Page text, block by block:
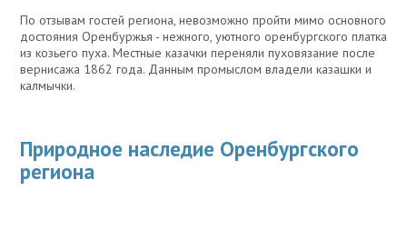
По отзывам гостей региона, невозможно пройти мимо основного
достояния Оренбуржья - нежного, уютного оренбургского платка
из козьего пуха. Местные казачки переняли пуховязание после
вернисажа 1862 года. Данным промыслом владели казашки и
калмычки.
Природное наследие Оренбургского
региона